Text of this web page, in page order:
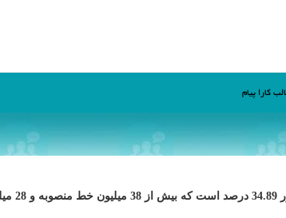
كارا پیام
كارا پیام: طبق